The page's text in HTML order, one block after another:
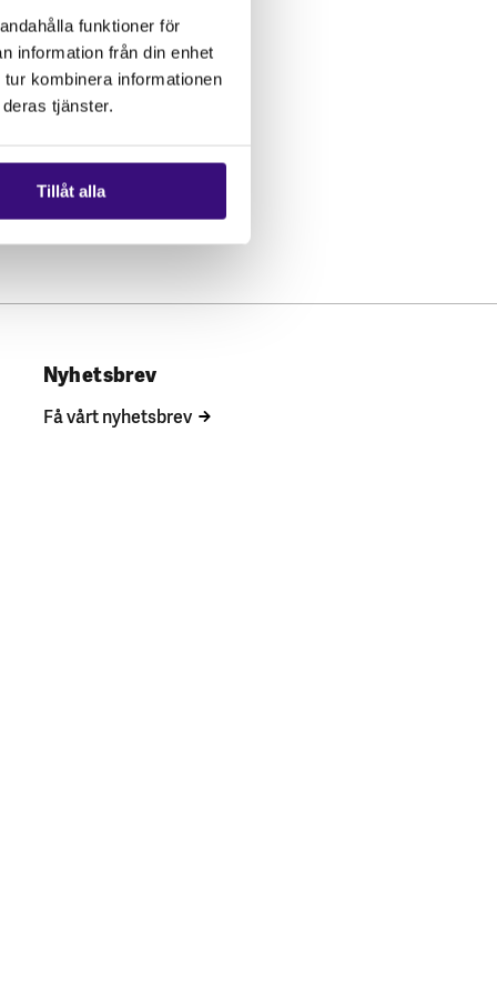
funktioner för
information från din enhet
kombinera informationen
tjänster.
Tillåt alla
Nyhetsbrev
Få vårt nyhetsbrev